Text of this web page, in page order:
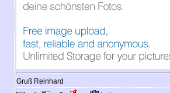
Gruß Reinhard